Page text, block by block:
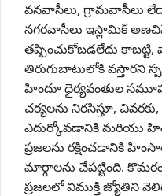
వనవాసీలు, గ్రామవాసీలు
నగరవాసీలు ఇస్లామిక్
తప్పించుకోబడలేదు కాబట్టి,
తిరుగుబాటులోకి వస్తారని
హిందూ ధైర్యవంతుల
చర్యలను నిరసిస్తూ,
ఎదుర్కోవడానికి మరియు
ప్రజలను రక్షించడానికి
మార్గాలను చేపట్టింది.
ప్రజలలో విముక్తి జ్యోతిని